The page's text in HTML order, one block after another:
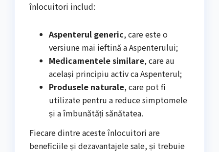
înlocuitori includ:
Aspenterul generic, care este o
versiune mai ieftină a Aspenterului;
Medicamentele similare, care au
același principiu activ ca Aspenterul;
Produsele naturale, care pot fi
utilizate pentru a reduce simptomele
și a îmbunătăți sănătatea.
Fiecare dintre aceste înlocuitori are
beneficiile și dezavantajele sale, și trebuie